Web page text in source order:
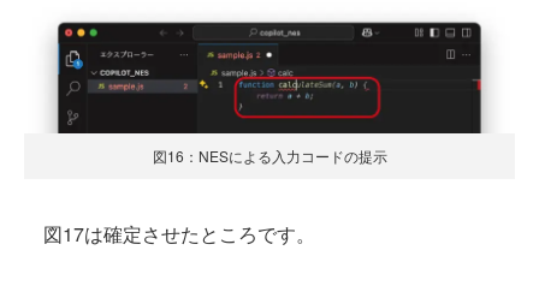
図16：NESによる入力コードの提示
図17は確定させたところです。